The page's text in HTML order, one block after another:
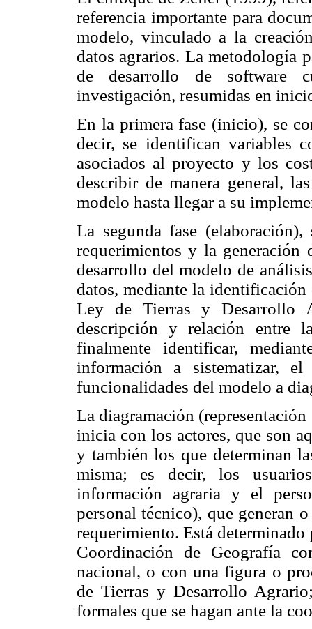
referencia importante para
modelo, vinculado a la
datos agrarios. La metodología
de desarrollo de software
investigación, resumidas en
En la primera fase (inicio), se
decir, se identifican variables
asociados al proyecto y los
describir de manera general,
modelo hasta llegar a su
La segunda fase
requerimientos y la generación
desarrollo del modelo de
datos, mediante la identificación
Ley de Tierras y Desarrollo
descripción y relación entre
finalmente identificar,
información a sistematizar,
funcionalidades del modelo a
La diagramación
inicia con los actores, que son
y también los que determinan
misma; es decir, los
información agraria y el
personal técnico), que generan
requerimiento. Está
Coordinación de Geografía
nacional, o con una figura o
de Tierras y Desarrollo
formales que se hagan ante la